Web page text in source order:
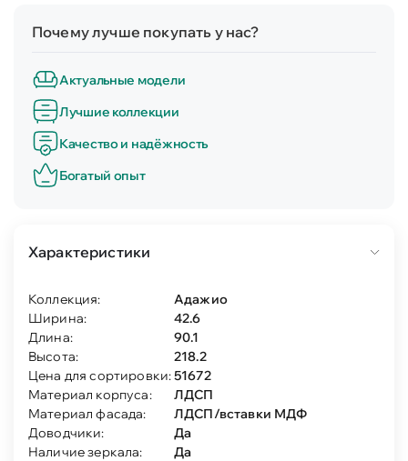
Почему лучше покупать у нас?
Актуальные модели
Лучшие коллекции
Качество и надёжность
Богатый опыт
Характеристики
Коллекция:
Адажио
Ширина:
42.6
Длина:
90.1
Высота:
218.2
Цена для сортировки:51672
Материал корпуса:
ЛДСП
Материал фасада:
ЛДСП/вставки МДФ
Доводчики:
Да
Наличие зеркала:
Да